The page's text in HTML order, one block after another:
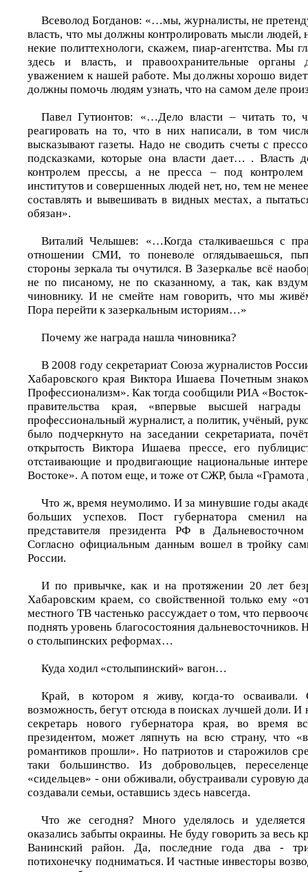
Всеволод Богданов: «…мы, журналисты, не
власть, что мы должны контролировать мысли людей,
некие политтехнологи, скажем, пиар-агентства. Мы
здесь и власть, и правоохранительные органы
уважением к нашей работе. Мы должны хорошо
должны помочь людям узнать, что на самом деле
Павел Гутионтов: «…Дело власти – читать то,
реагировать на то, что в них написали, в том
высказывают газеты. Надо не сводить счеты с
подсказками, которые она власти дает… . Власть
контролем прессы, а не пресса – под контролем
институтов и совершенных людей нет, но, тем не
составлять и вывешивать в видных местах, а
обязан».
Виталий Челышев: «…Когда сталкиваешься с
отношении СМИ, то поневоле оглядываешься,
стороны зеркала ты очутился. В Зазеркалье всё
не по писаному, не по сказанному, а так, как
чиновнику. И не смейте нам говорить, что мы
Пора перейти к зазеркальным историям…»
Почему же награда нашла чиновника?
В 2008 году секретариат Союза журналистов
Хабаровского края Виктора Ишаева Почетным
Профессионализм». Как тогда сообщили РИА
правительства края, «впервые высшей
профессиональный журналист, а политик, учёный,
было подчеркнуто на заседании секретариата,
открытость Виктора Ишаева прессе, его
отстаивающие и продвигающие национальные
Востоке». А потом еще, и тоже от СЖР, была «Грамота
Что ж, время неумолимо. И за минувшие годы
больших успехов. Пост губернатора сменил
представителя президента РФ в
Согласно официальным данным вошел в тройку
России.
И по привычке, как и на протяжении 20 лет
Хабаровским краем, со свойственной только ему
местного ТВ частенько рассуждает о том, что
поднять уровень благосостояния
о столыпинских реформах…
Куда ходил «столыпинский» вагон…
Край, в котором я живу, когда-то осваивали.
возможность, бегут отсюда в поисках лучшей доли. И
секретарь нового губернатора края, во время
президентом, может ляпнуть на всю страну, что
романтиков прошли». Но патриотов и старожилов
таки большинство. Из добровольцев,
«сидельцев» - они обживали, обустраивали суровую
создавали семьи, оставшись здесь навсегда.
Что же сегодня? Много уделялось и
оказались забыты окраины. Не буду говорить за весь
Ванинский район. Да, последние года два -
потихонечку подниматься. И частные инвесторы